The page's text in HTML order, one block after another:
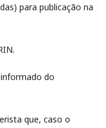
para publicação na
do
que, caso o